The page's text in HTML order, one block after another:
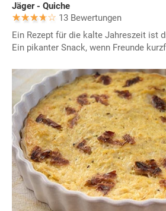
Jäger - Quiche
13 Bewertungen
Ein Rezept für die kalte Jahreszeit ist
Ein pikanter Snack, wenn Freunde